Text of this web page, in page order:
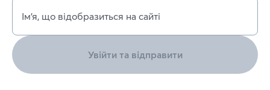
Ім’я, що відобразиться на сайті
Увійти та відправити